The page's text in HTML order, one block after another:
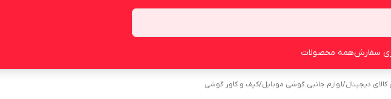
سفارشهمه محصولات
کالای دیجیتال/لوازم جانبی گوشی موبایل/کیف و کاور گوشی